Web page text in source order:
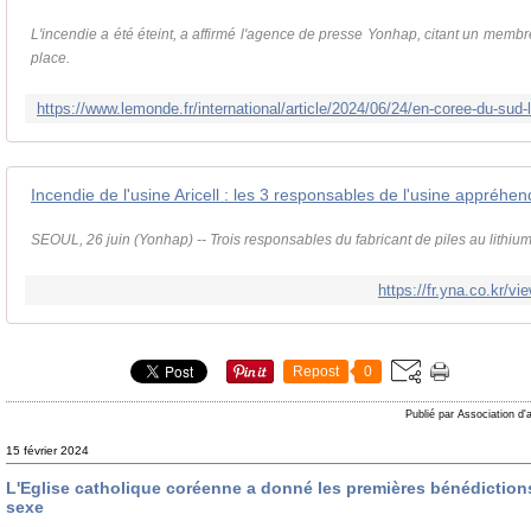
L'incendie a été éteint, a affirmé l'agence de presse Yonhap, citant un
place.
SEOUL, 26 juin (Yonhap) -- Trois responsables du fabricant de piles au
https://fr.yna.co.kr/
Repost 0
Publié par Association
15 février 2024
L'Eglise catholique coréenne a donné les premières
sexe